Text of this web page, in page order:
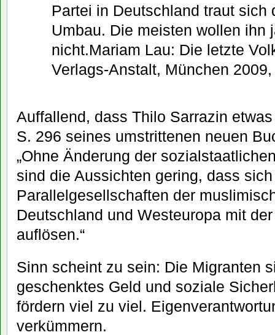
Partei in Deutschland traut sich
Umbau. Die meisten wollen ihn
nicht.Mariam Lau: Die letzte
Verlags-Anstalt, München
Auffallend, dass Thilo Sarrazin
S. 296 seines umstrittenen neuen
„Ohne Änderung der
sind die Aussichten gering, dass
Parallelgesellschaften der
Deutschland und Westeuropa mit
auflösen.“
Sinn scheint zu sein: Die Migranten
geschenktes Geld und soziale
fördern viel zu viel.
verkümmern.